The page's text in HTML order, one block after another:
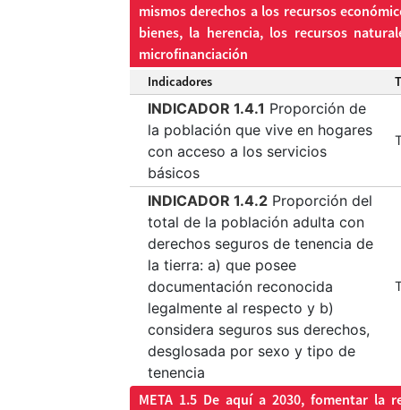
mismos derechos a los recursos
bienes, la herencia, los recursos
microfinanciación
Indicadores
INDICADOR 1.4.1 Proporción de
la población que vive en hogares
con acceso a los servicios
básicos
INDICADOR 1.4.2 Proporción del
total de la población adulta con
derechos seguros de tenencia de
la tierra: a) que posee
documentación reconocida
legalmente al respecto y b)
considera seguros sus derechos,
desglosada por sexo y tipo de
tenencia
META 1.5 De aquí a 2030, fomentar la